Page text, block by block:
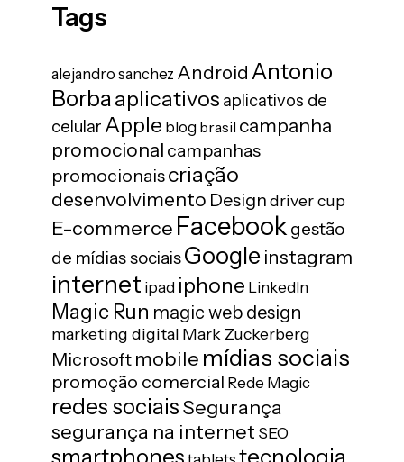
Tags
alejandro sanchez Android Antonio
Borba aplicativos aplicativos de
celular Apple blog brasil campanha
promocional campanhas
promocionaiscriação
desenvolvimento Designdriver cup
E-commerce Facebook gestão
de mídias sociaisGoogle instagram
internet ipad iphone LinkedIn
Magic Run magic web design
marketing digital Mark Zuckerberg
Microsoft mobile mídias sociais
promoção comercial Rede Magic
redes sociaisSegurança
segurança na internet SEO
smartphones tecnologia